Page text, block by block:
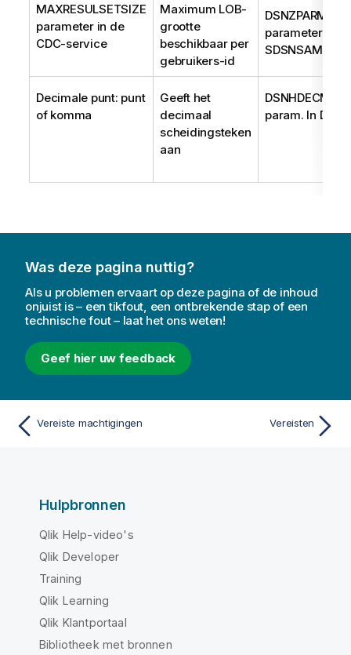
MAXRESULSETSIZE
parameter in de
CDC-service
Maximum LOB-
grootte
beschikbaar per
gebruikers-id
DSNZPARM
parameter in
Decimale punt: punt
of komma
Geeft het
decimaal
scheidingsteken
aan
DSNHDECM
param. In
Was deze pagina nuttig?
Als u problemen ervaart op deze pagina of de inhoud
onjuist is – een tikfout, een ontbrekende stap of een
technische fout – laat het ons weten!
Geef hier uw feedback
Vereiste machtigingen Vereisten
Hulpbronnen
Qlik Help-video's
Qlik Developer
Training
Qlik Learning
Qlik Klantportaal
Bibliotheek met bronnen